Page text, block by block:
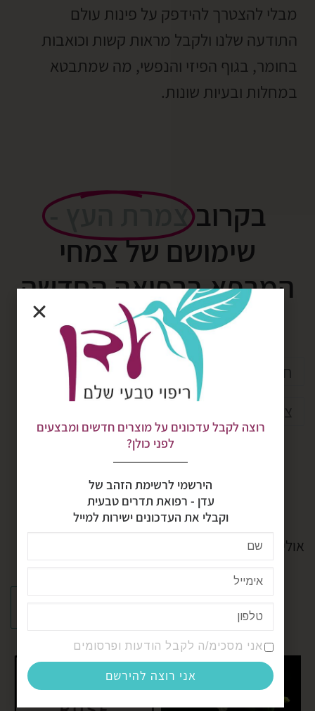
מבלי להצטרך להידפק על פינות עולם
התודעה שלנו ולקבל מראות קשות וכואבות
בחומר, בגוף הפיזי והנפשי, מה שמתבטא
במחלות ובעיות שונות.
בקרוב צמרת העץ -
שימושם של צמחי
המרפא ברפואה החדשה
חוכמת הצמחים כוונה
עדן פלד
צמחי מרפא
אולי תאהב גם
רוצה לקבל עדכונים על מוצרים חדשים ומבצעים
לפני כולן?
הירשמי לרשימת הזהב של
עדן - רפואת תדרים טבעית
וקבלי את העדכונים ישירות למייל
אני מסכימ/ה לקבל הודעות ופרסומים
אני רוצה להירשם